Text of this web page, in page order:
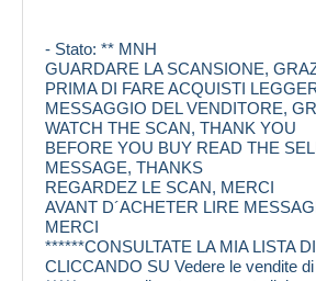
- Stato: ** MNH
GUARDARE LA SCANSIONE,
PRIMA DI FARE ACQUISTI
MESSAGGIO DEL VENDITORE,
WATCH THE SCAN, THANK YOU
BEFORE YOU BUY READ THE
MESSAGE, THANKS
REGARDEZ LE SCAN, MERCI
AVANT D´ACHETER LIRE
MERCI
******CONSULTATE LA MIA LISTA
CLICCANDO SU Vedere le vendite